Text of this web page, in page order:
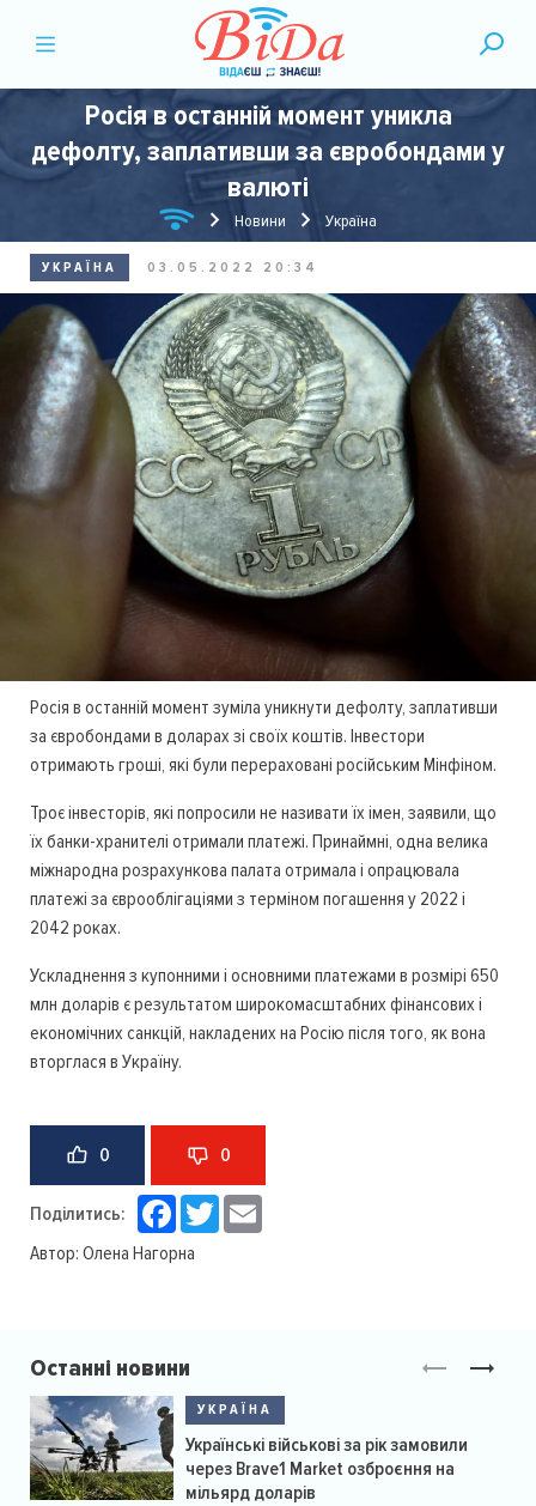
Росія в останній момент уникла
дефолту, заплативши за євробондами у
валюті
Новини Україна
УКРАЇНА 03.05.2022 20:34
Росія в останній момент зуміла уникнути дефолту, заплативши
за євробондами в доларах зі своїх коштів. Інвестори
отримають гроші, які були перераховані російським Мінфіном.
Троє інвесторів, які попросили не називати їх імен, заявили, що
їх банки-хранителі отримали платежі. Принаймні, одна велика
міжнародна розрахункова палата отримала і опрацювала
платежі за єврооблігаціями з терміном погашення у 2022 і
2042 роках.
Ускладнення з купонними і основними платежами в розмірі 650
млн доларів є результатом широкомасштабних фінансових і
економічних санкцій, накладених на Росію після того, як вона
вторглася в Україну.
0 0
Поділитись: Facebook
Twitter
Автор: Олена Нагорна
Останні новини
УКРАЇНА
Українські військові за рік замовили
через Brave1 Market озброєння на
мільярд доларів